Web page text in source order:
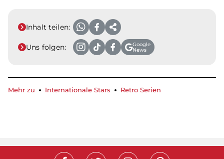
Inhalt teilen:
Uns folgen:
Google
News
Mehr zu Internationale Stars Retro Serien